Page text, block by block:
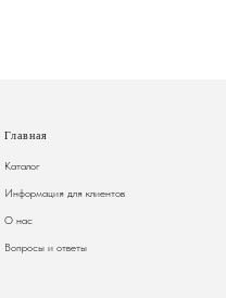
Главная
Каталог
Информация для клиентов
О нас
Вопросы и ответы